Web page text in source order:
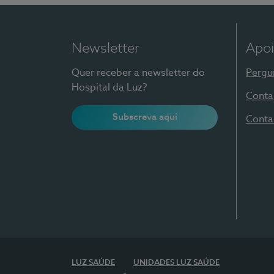
Newsletter
Quer receber a newsletter do
Hospital da Luz?
Subscreva aqui
LUZ SAÚDE UNIDADES LUZ SAÚDE